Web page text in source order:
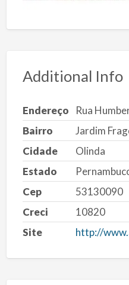
Additional Info
Endereço
Rua
Bairro
Jardim
Cidade
Olinda
Estado
Cep
53130090
Creci
10820
Site
http://